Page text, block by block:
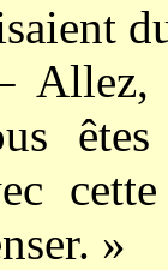
»